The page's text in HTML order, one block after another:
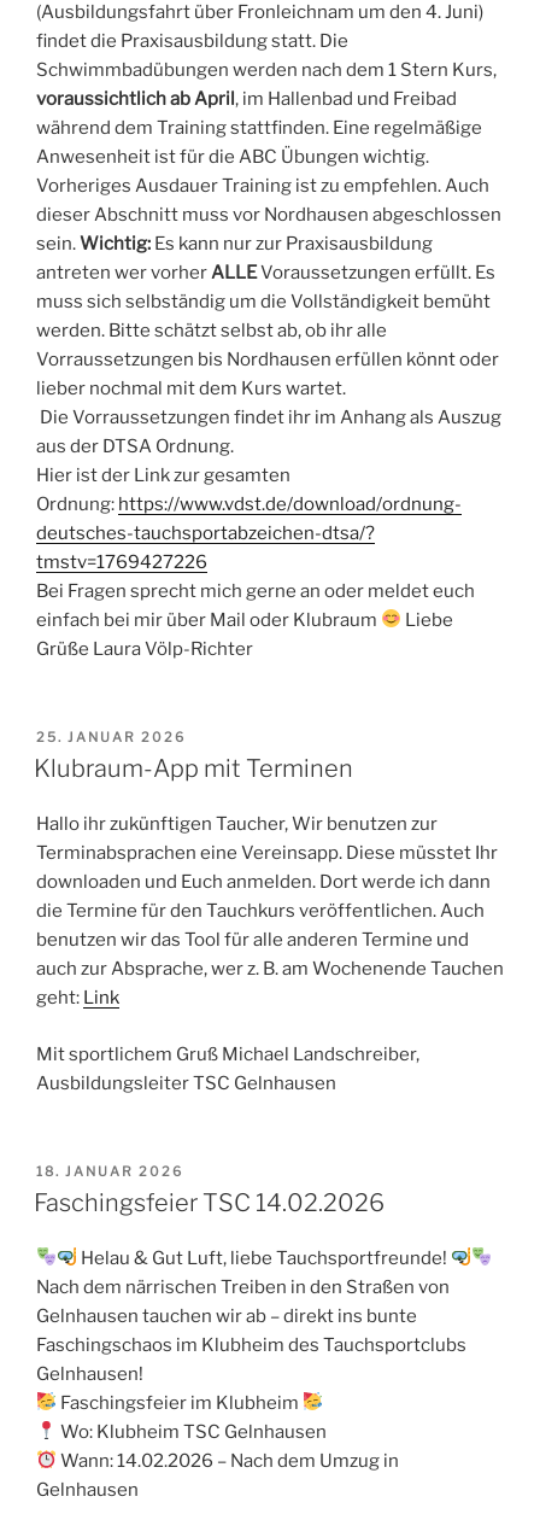
(Ausbildungsfahrt über Fronleichnam um den 4. Juni)
findet die Praxisausbildung statt. Die
Schwimmbadübungen werden nach dem 1 Stern Kurs,
voraussichtlich ab April, im Hallenbad und Freibad
während dem Training stattfinden. Eine regelmäßige
Anwesenheit ist für die ABC Übungen wichtig.
Vorheriges Ausdauer Training ist zu empfehlen. Auch
dieser Abschnitt muss vor Nordhausen abgeschlossen
sein.Wichtig: Es kann nur zur Praxisausbildung
antreten wer vorherALLEVoraussetzungen erfüllt. Es
muss sich selbständig um die Vollständigkeit bemüht
werden. Bitte schätzt selbst ab, ob ihr alle
Vorraussetzungen bis Nordhausen erfüllen könnt oder
lieber nochmal mit dem Kurs wartet.
Die Vorraussetzungen findet ihr im Anhang als Auszug
aus der DTSA Ordnung.
Hier ist der Link zur gesamten
Ordnung: https://www.vdst.de/download/ordnung-
deutsches-tauchsportabzeichen-dtsa/?
tmstv=1769427226
Bei Fragen sprecht mich gerne an oder meldet euch
einfach bei mir über Mail oder Klubraum
Liebe
Grüße Laura Völp-Richter
VERÖFFENTLICHT
AM
25. JANUAR 2026
Klubraum-App mit Terminen
Hallo ihr zukünftigen Taucher, Wir benutzen zur
Terminabsprachen eine Vereinsapp. Diese müsstet Ihr
downloaden und Euch anmelden. Dort werde ich dann
die Termine für den Tauchkurs veröffentlichen. Auch
benutzen wir das Tool für alle anderen Termine und
auch zur Absprache, wer z. B. am Wochenende Tauchen
geht: Link
Mit sportlichem Gruß Michael Landschreiber,
Ausbildungsleiter TSC Gelnhausen
VERÖFFENTLICHT
AM
18. JANUAR 2026
Faschingsfeier TSC 14.02.2026
Helau & Gut Luft, liebe Tauchsportfreunde!
Nach dem närrischen Treiben in den Straßen von
Gelnhausen tauchen wir ab – direkt ins bunte
Faschingschaos im Klubheim des Tauchsportclubs
Gelnhausen!
Faschingsfeier im Klubheim
Wo: Klubheim TSC Gelnhausen
Wann: 14.02.2026 – Nach dem Umzug in
Gelnhausen